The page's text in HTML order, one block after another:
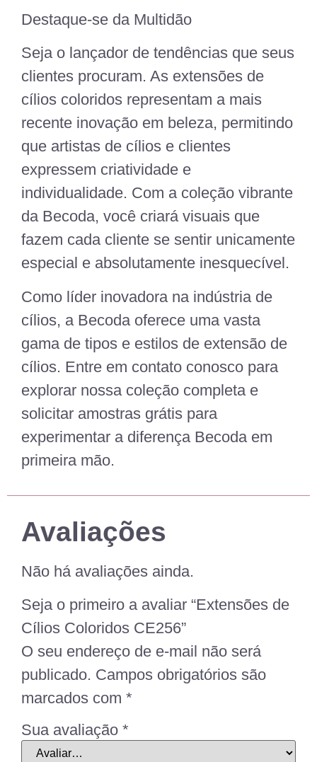
Destaque-se da Multidão
Seja o lançador de tendências que seus
clientes procuram. As extensões de
cílios coloridos representam a mais
recente inovação em beleza, permitindo
que artistas de cílios e clientes
expressem criatividade e
individualidade. Com a coleção vibrante
da Becoda, você criará visuais que
fazem cada cliente se sentir unicamente
especial e absolutamente inesquecível.
Como líder inovadora na indústria de
cílios, a Becoda oferece uma vasta
gama de tipos e estilos de extensão de
cílios. Entre em contato conosco para
explorar nossa coleção completa e
solicitar amostras grátis para
experimentar a diferença Becoda em
primeira mão.
Avaliações
Não há avaliações ainda.
Seja o primeiro a avaliar “Extensões de
Cílios Coloridos CE256”
O seu endereço de e-mail não será
publicado. Campos obrigatórios são
marcados com *
Sua avaliação *